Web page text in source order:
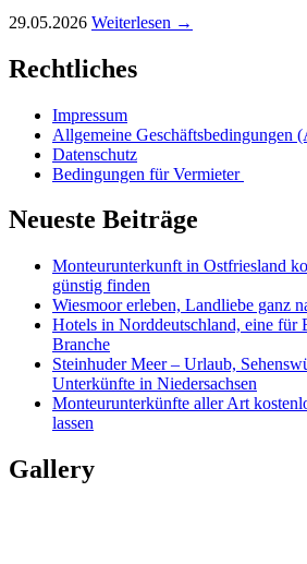
29.05.2026 Weiterlesen →
Rechtliches
Impressum
Allgemeine Geschäftsbedingungen
Datenschutz
Bedingungen für Vermieter
Neueste Beiträge
Monteurunterkunft in Ostfriesland
günstig finden
Wiesmoor erleben, Landliebe ganz
Hotels in Norddeutschland, eine für
Branche
Steinhuder Meer – Urlaub,
Unterkünfte in Niedersachsen
Monteurunterkünfte aller Art
lassen
Gallery